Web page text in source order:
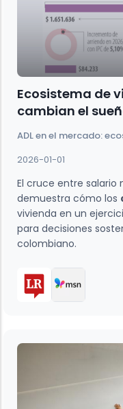
Ecosistema de
cambian el
ADL en el mercado:
2026-01-01
El cruce entre salario
demuestra cómo los
vivienda en un
para decisiones
colombiano.